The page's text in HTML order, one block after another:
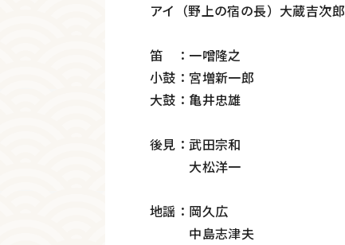
アイ（野上の宿の長）大蔵吉次郎
笛 ：一噌隆之
小鼓：宮増新一郎
大鼓：亀井忠雄
後見：武田宗和
大松洋一
地謡：岡久広
中島志津夫